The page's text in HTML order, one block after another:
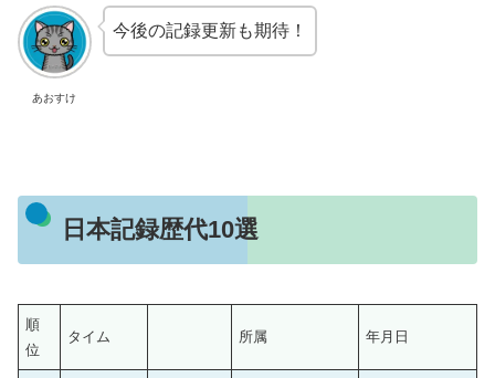
あおすけ
今後の記録更新も期待！
日本記録歴代10選
順
位
タイム 所属 年月日